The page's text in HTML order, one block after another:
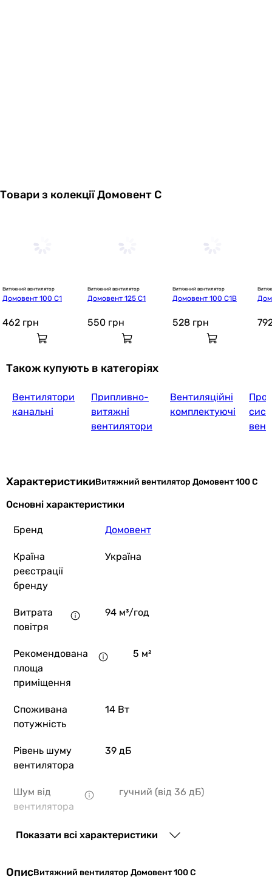
Товари з колекції Домовент С
Витяжний вентилятор
Домовент 100 С1
462 грн
Витяжний вентилятор
Домовент 125 С1
550 грн
Витяжний вентилятор
Домовент 100 С1В
528 грн
Також купують в категоріях
Вентилятори
канальні
Припливно-
витяжні
вентилятори
Вентиляційні
комплектуючі
ХарактеристикиВитяжний вентилятор Домовент 100 С
Основні характеристики
Бренд Домовент
Країна
реєстрації
бренду
Україна
Витрата
повітря
94 м³/год
Рекомендована
площа
приміщення
5 м²
Споживана
потужність
14 Вт
Рівень шуму
вентилятора
39 дБ
Шум від
вентилятора
гучний (від 36 дБ)
Монтаж
настінний
Тип осьовий
Показати всі характеристики
ОписВитяжний вентилятор Домовент 100 С